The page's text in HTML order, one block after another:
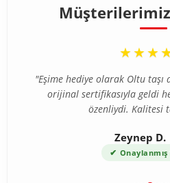
“
"Eşime hediye olarak Oltu taşı
orijinal sertifikasıyla geldi
özenliydi. Kalitesi
Zeynep D.
✔